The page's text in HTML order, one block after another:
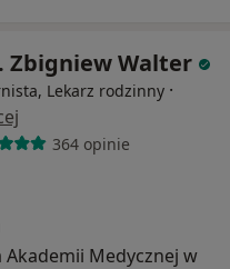
Zbigniew Walter
Lekarz rodzinny ·
364 opinie
Medycznej w